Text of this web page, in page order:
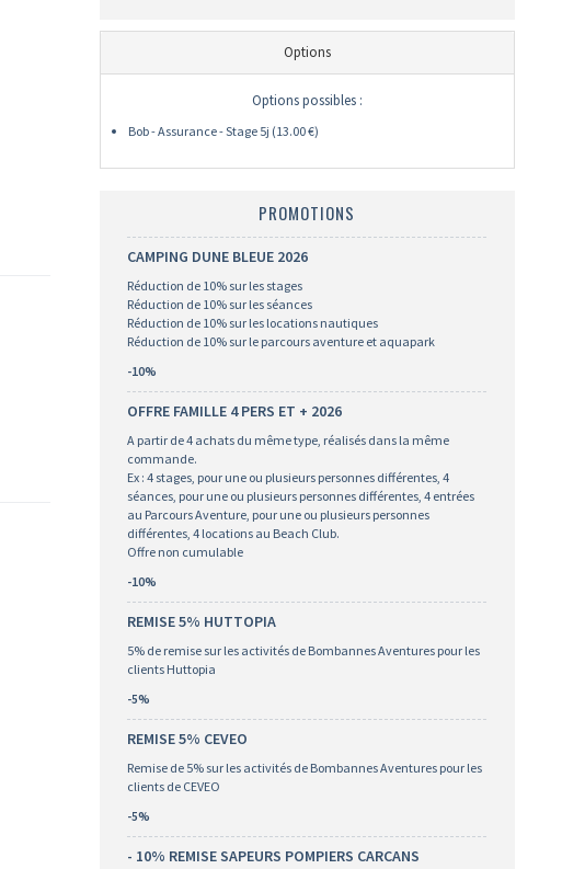
Options
Options possibles :
Bob - Assurance - Stage 5j (13.00 €)
PROMOTIONS
CAMPING DUNE BLEUE 2026
Réduction de 10% sur les stages
Réduction de 10% sur les séances
Réduction de 10% sur les locations nautiques
Réduction de 10% sur le parcours aventure et aquapark
-10%
OFFRE FAMILLE 4 PERS ET + 2026
A partir de 4 achats du même type, réalisés dans la même
commande.
Ex : 4 stages, pour une ou plusieurs personnes différentes, 4
séances, pour une ou plusieurs personnes différentes, 4 entrées
au Parcours Aventure, pour une ou plusieurs personnes
différentes, 4 locations au Beach Club.
Offre non cumulable
-10%
REMISE 5% HUTTOPIA
5% de remise sur les activités de Bombannes Aventures pour les
clients Huttopia
-5%
REMISE 5% CEVEO
Remise de 5% sur les activités de Bombannes Aventures pour les
clients de CEVEO
-5%
- 10% REMISE SAPEURS POMPIERS CARCANS